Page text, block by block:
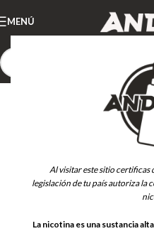
Al visitar este sitio certificas
legislación de tu país autoriza la
La nicotina es una sustancia
MENÚ